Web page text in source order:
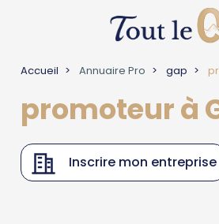
Accueil Annuaire Pro gap
promoteur à
Inscrire mon entreprise